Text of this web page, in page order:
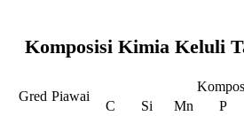
Komposisi Kimia Keluli
Gred Piawai
C
Si Mn P